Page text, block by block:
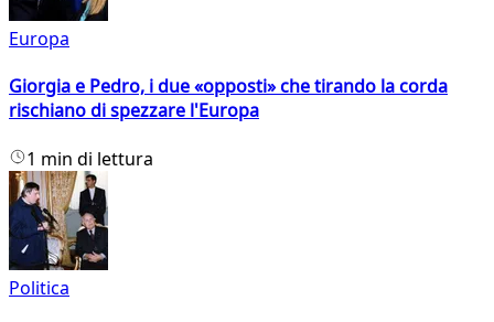
Europa
Giorgia e Pedro, i due «opposti» che tirando la corda
rischiano di spezzare l'Europa
1 min di lettura
Politica